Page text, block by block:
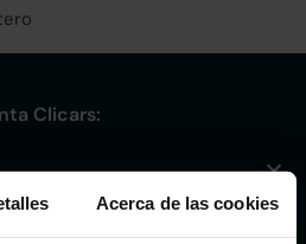
Acerca de las cookies
Clicars: